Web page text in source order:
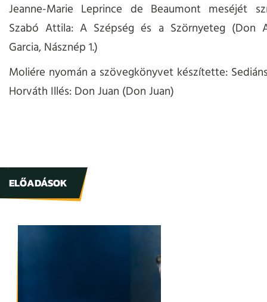
Jeanne-Marie Leprince de Beaumont meséjét
Szabó Attila: A Szépség és a Szörnyeteg (Don
Garcia, Násznép 1.)
Moliére nyomán a szövegkönyvet készítette:
Horváth Illés: Don Juan (Don Juan)
ELŐADÁSOK